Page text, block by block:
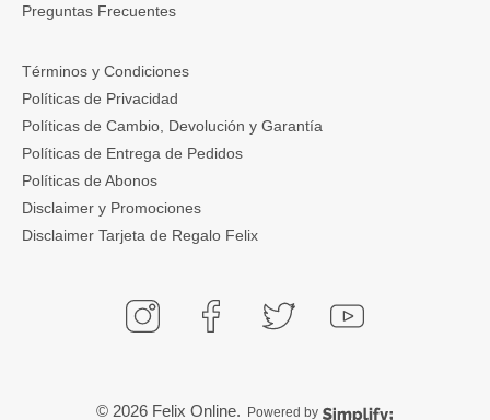
Preguntas Frecuentes
Términos y Condiciones
Políticas de Privacidad
Políticas de Cambio, Devolución y Garantía
Políticas de Entrega de Pedidos
Políticas de Abonos
Disclaimer y Promociones
Disclaimer Tarjeta de Regalo Felix
© 2026 Felix Online. Powered by